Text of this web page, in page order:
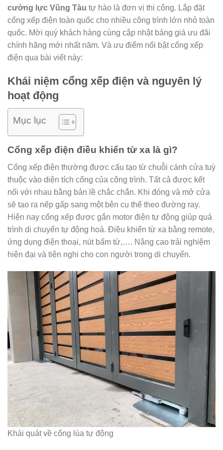
cường lực Vũng Tàu tự hào là đơn vị thi công. Lắp đặt
cổng xếp điện toàn quốc cho nhiều công trình lớn nhỏ toàn
quốc. Mời quý khách hàng cùng cập nhật bảng giá ưu đãi
chính hãng mới nhất năm. Và ưu điểm nổi bật cổng xếp
điện qua bài viết này:
Khái niệm cổng xếp điện và nguyên lý
hoạt động
Mục lục
Cổng xếp điện điều khiển từ xa là gì?
Cổng xếp điện thường được cấu tạo từ chuỗi cánh cửa tuỳ
thuộc vào diện tích cổng của công trình. Tất cả được kết
nối với nhau bằng bản lề chắc chắn. Khi đóng và mở cửa
sẽ tạo ra nếp gấp sang một bên cụ thể theo đường ray.
Hiện nay cổng xếp được gắn motor điện tự động giúp quá
trình di chuyển tự động hoá. Điều khiển từ xa bằng remote,
ứng dụng điện thoại, nút bấm từ,…. Nâng cao trải nghiệm
hiện đại và tiện nghi cho con người trong di chuyển.
Khái quát về cổng lùa tự động